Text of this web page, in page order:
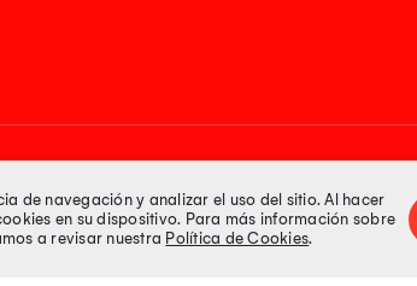
de pago
de navegación y analizar el uso del sitio. Al hacer
en su dispositivo. Para más información sobre
a revisar nuestra Política de Cookies.